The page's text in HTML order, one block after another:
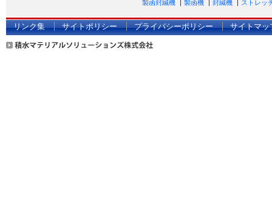
製函封緘機
製函機 封緘機 ストレッ
リンク集 サイトポリシー プライバシーポリシー サイトマッ